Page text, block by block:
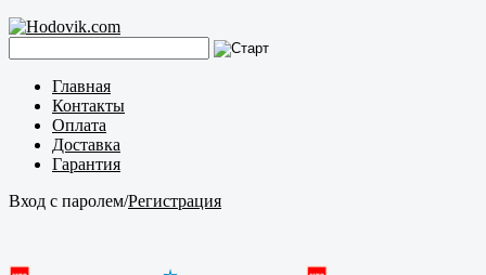
Главная
Контакты
Оплата
Доставка
Гарантия
Вход с паролем/Регистрация